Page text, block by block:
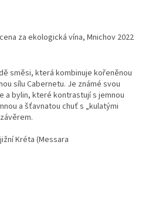
za ekologická vína, Mnichov 2022
směsi, která kombinuje kořeněnou
sílu Cabernetu. Je známé svou
a bylin, které kontrastují s jemnou
a šťavnatou chuť s „kulatými
Kréta (Messara